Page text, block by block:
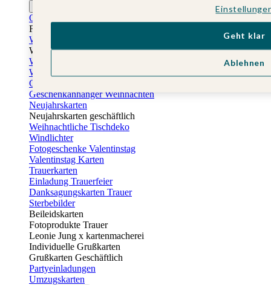
Osterkarten
Fotogeschenke zu Ostern
Weihnachtskarten
Weihnachtskarten selbst gestalten
Weihnachtskarten geschäftlich
Weihnachtsfeier Einladungen
Geschenkaufkleber Weihnachten
Geschenkanhänger Weihnachten
Neujahrskarten
Neujahrskarten geschäftlich
Weihnachtliche Tischdeko
Windlichter
Fotogeschenke Valentinstag
Valentinstag Karten
Trauerkarten
Einladung Trauerfeier
Danksagungskarten Trauer
Sterbebilder
Beileidskarten
Fotoprodukte Trauer
Leonie Jung x kartenmacherei
Individuelle Grußkarten
Grußkarten Geschäftlich
Partyeinladungen
Umzugskarten
Ablehnen
Geht klar